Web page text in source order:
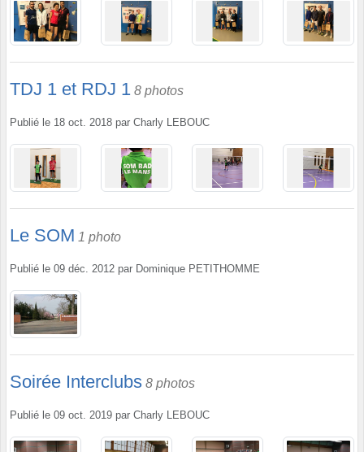
TDJ 1 et RDJ 1 8 photos
Publié le 18 oct. 2018 par Charly LEBOUC
Le SOM 1 photo
Publié le 09 déc. 2012 par Dominique PETITHOMME
Soirée Interclubs 8 photos
Publié le 09 oct. 2019 par Charly LEBOUC